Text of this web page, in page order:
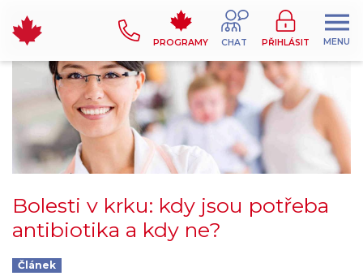
PROGRAMY CHAT PŘIHLÁSIT MENU
Bolesti v krku: kdy jsou potřeba
antibiotika a kdy ne?
Článek